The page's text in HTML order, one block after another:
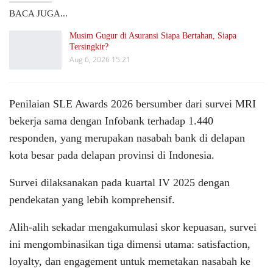
BACA JUGA...
Musim Gugur di Asuransi Siapa Bertahan, Siapa
Tersingkir?
Aug 6, 2026 15:21
Penilaian SLE Awards 2026 bersumber dari survei MRI
bekerja sama dengan Infobank terhadap 1.440
responden, yang merupakan nasabah bank di delapan
kota besar pada delapan provinsi di Indonesia.
Survei dilaksanakan pada kuartal IV 2025 dengan
pendekatan yang lebih komprehensif.
Alih-alih sekadar mengakumulasi skor kepuasan, survei
ini mengombinasikan tiga dimensi utama: satisfaction,
loyalty, dan engagement untuk memetakan nasabah ke